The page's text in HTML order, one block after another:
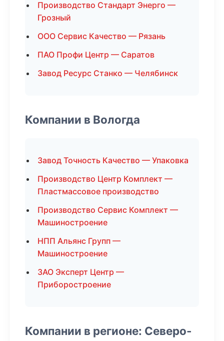
Производство Стандарт Энерго —
Грозный
ООО Сервис Качество — Рязань
ПАО Профи Центр — Саратов
Завод Ресурс Станко — Челябинск
Компании в Вологда
Завод Точность Качество — Упаковка
Производство Центр Комплект —
Пластмассовое производство
Производство Сервис Комплект —
Машиностроение
НПП Альянс Групп —
Машиностроение
ЗАО Эксперт Центр —
Приборостроение
Компании в регионе: Северо-